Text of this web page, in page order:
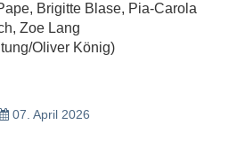
Brigitte Blase, Pia-Carola
Zoe Lang
Oliver König)
07. April 2026